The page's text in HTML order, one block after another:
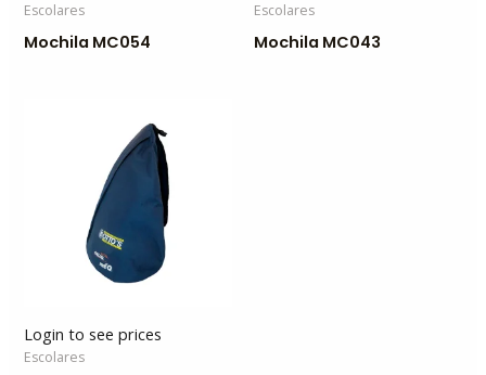
Escolares
Mochila MC054
Escolares
Mochila MC043
Login to see prices
Escolares